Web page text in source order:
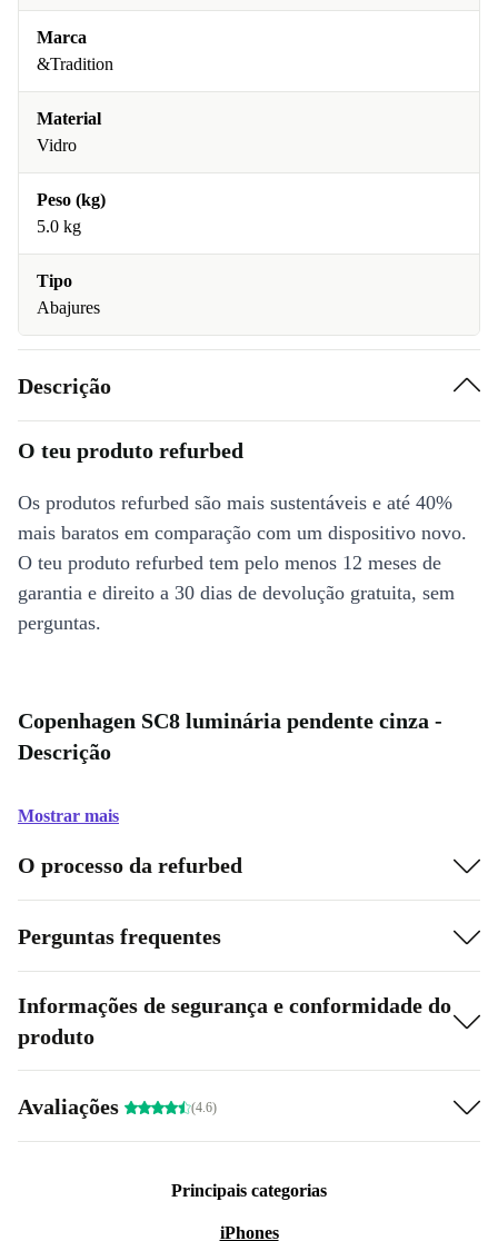
Marca
&Tradition
Material
Vidro
Peso (kg)
5.0 kg
Tipo
Abajures
Descrição
O teu produto refurbed
Os produtos refurbed são mais sustentáveis e até 40%
mais baratos em comparação com um dispositivo novo.
O teu produto refurbed tem pelo menos 12 meses de
garantia e direito a 30 dias de devolução gratuita, sem
perguntas.
Copenhagen SC8 luminária pendente cinza -
Descrição
Mostrar mais
O processo da refurbed
Perguntas frequentes
Informações de segurança e conformidade do
produto
Avaliações (4.6)
Principais categorias
iPhones